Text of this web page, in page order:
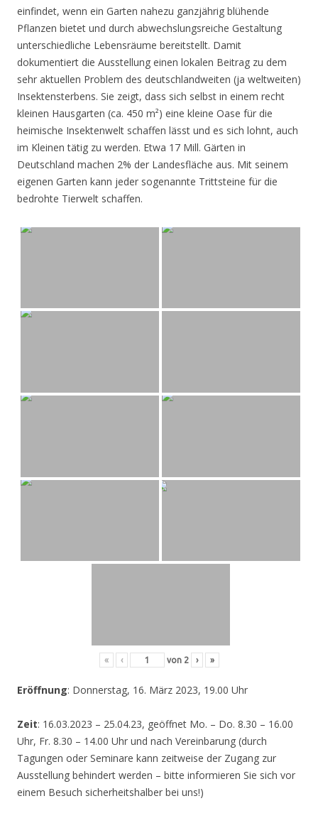
einfindet, wenn ein Garten nahezu ganzjährig blühende
Pflanzen bietet und durch abwechslungsreiche Gestaltung
unterschiedliche Lebensräume bereitstellt. Damit
dokumentiert die Ausstellung einen lokalen Beitrag zu dem
sehr aktuellen Problem des deutschlandweiten (ja weltweiten)
Insektensterbens. Sie zeigt, dass sich selbst in einem recht
kleinen Hausgarten (ca. 450 m²) eine kleine Oase für die
heimische Insektenwelt schaffen lässt und es sich lohnt, auch
im Kleinen tätig zu werden. Etwa 17 Mill. Gärten in
Deutschland machen 2% der Landesfläche aus. Mit seinem
eigenen Garten kann jeder sogenannte Trittsteine für die
bedrohte Tierwelt schaffen.
« ‹ von 2 › »
Eröffnung: Donnerstag, 16. März 2023, 19.00 Uhr
Zeit: 16.03.2023 – 25.04.23, geöffnet Mo. – Do. 8.30 – 16.00
Uhr, Fr. 8.30 – 14.00 Uhr und nach Vereinbarung (durch
Tagungen oder Seminare kann zeitweise der Zugang zur
Ausstellung behindert werden – bitte informieren Sie sich vor
einem Besuch sicherheitshalber bei uns!)